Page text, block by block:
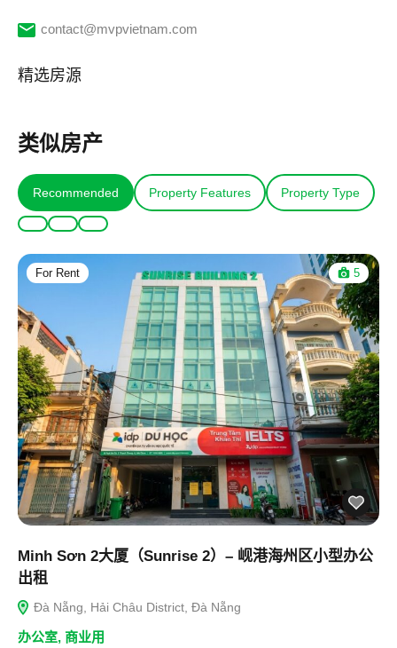
contact@mvpvietnam.com
精选房源
类似房产
Recommended Property Features Property Type
For Rent 5
Minh Sơn 2大厦（Sunrise 2）– 岘港海州区小型办公
出租
Đà Nẵng, Hải Châu District, Đà Nẵng
办公室, 商业用